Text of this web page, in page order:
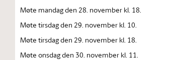
Møte mandag den 28. november kl. 18.
Møte tirsdag den 29. november kl. 10.
Møte tirsdag den 29. november kl. 18.
Møte onsdag den 30. november kl. 11.